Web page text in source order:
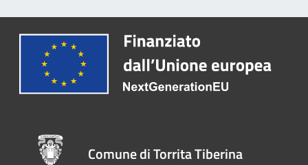
Comune di Torrita Tiberina